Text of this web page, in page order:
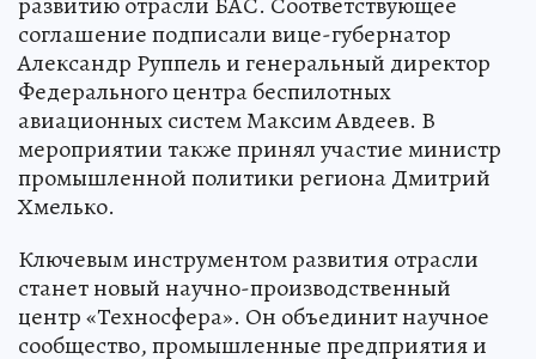
соглашение подписали вице-губернатор
Александр Руппель и генеральный директор
Федерального центра беспилотных
авиационных систем Максим Авдеев. В
мероприятии также принял участие министр
промышленной политики региона Дмитрий
Хмелько.
Ключевым инструментом развития отрасли
станет новый научно-производственный
центр «Техносфера». Он объединит научное
сообщество, промышленные предприятия и